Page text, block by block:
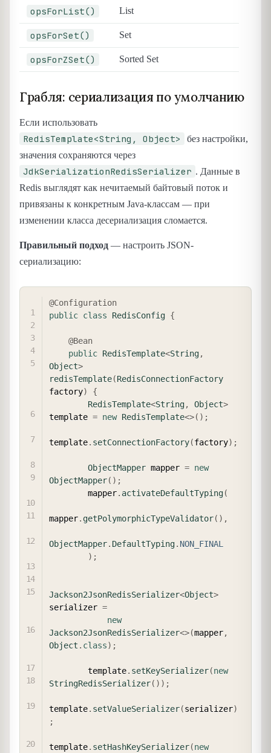
opsForList() List
opsForSet() Set
opsForZSet() Sorted Set
Грабля: сериализация по умолчанию
Если использовать
RedisTemplate<String, Object>
без настройки,
значения сохраняются через
JdkSerializationRedisSerializer . Данные в
Redis выглядят как нечитаемый байтовый поток и
привязаны к конкретным Java-классам — при
изменении класса десериализация сломается.
Правильный подход — настроить JSON-
сериализацию:
@Configuration
public class RedisConfig {
@Bean
public RedisTemplate<String,
Object>
redisTemplate(RedisConnectionFactory
factory)
{
RedisTemplate<String, Object>
template = new RedisTemplate<>( ) ;
template. setConnectionFactory(factory) ;
ObjectMapper mapper = new
ObjectMapper( ) ;
        mapper
. activateDefaultTyping(
mapper. getPolymorphicTypeValidator( ) ,
ObjectMapper. DefaultTyping. NON_FINAL
) ;
Jackson2JsonRedisSerializer<Object>
serializer =
new
Jackson2JsonRedisSerializer<>(mapper,
Object . class) ;
        template
. setKeySerializer(new
StringRedisSerializer( ) ) ;
template. setValueSerializer(serializer)
;
template. setHashKeySerializer(new